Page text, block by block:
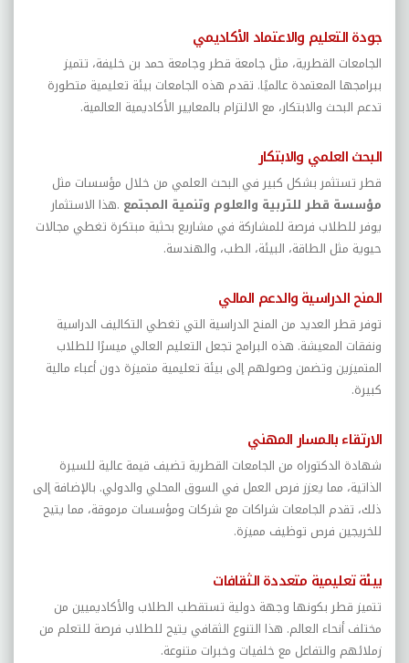
جودة التعليم والاعتماد الأكاديمي
الجامعات القطرية، مثل جامعة قطر وجامعة حمد بن خليفة، تتميز
ببرامجها المعتمدة عالميًا. تقدم هذه الجامعات بيئة تعليمية متطورة
تدعم البحث والابتكار، مع الالتزام بالمعايير الأكاديمية العالمية.
البحث العلمي والابتكار
قطر تستثمر بشكل كبير في البحث العلمي من خلال مؤسسات مثل
مؤسسة قطر للتربية والعلوم وتنمية المجتمع .هذا الاستثمار
يوفر للطلاب فرصة للمشاركة في مشاريع بحثية مبتكرة تغطي مجالات
حيوية مثل الطاقة، البيئة، الطب، والهندسة.
المنح الدراسية والدعم المالي
توفر قطر العديد من المنح الدراسية التي تغطي التكاليف الدراسية
ونفقات المعيشة. هذه البرامج تجعل التعليم العالي ميسرًا للطلاب
المتميزين وتضمن وصولهم إلى بيئة تعليمية متميزة دون أعباء مالية
كبيرة.
الارتقاء بالمسار المهني
شهادة الدكتوراه من الجامعات القطرية تضيف قيمة عالية للسيرة
الذاتية، مما يعزز فرص العمل في السوق المحلي والدولي. بالإضافة إلى
ذلك، تقدم الجامعات شراكات مع شركات ومؤسسات مرموقة، مما يتيح
للخريجين فرص توظيف مميزة.
بيئة تعليمية متعددة الثقافات
تتميز قطر بكونها وجهة دولية تستقطب الطلاب والأكاديميين من
مختلف أنحاء العالم. هذا التنوع الثقافي يتيح للطلاب فرصة للتعلم من
زملائهم والتفاعل مع خلفيات وخبرات متنوعة.